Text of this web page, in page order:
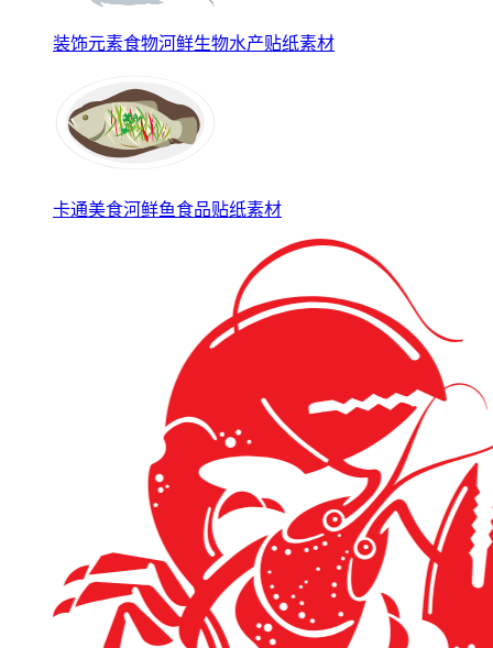
装饰元素食物河鲜生物水产贴纸素材
卡通美食河鲜鱼食品贴纸素材